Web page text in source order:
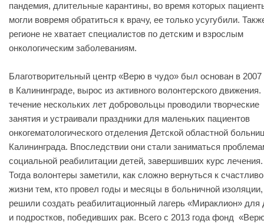
пандемия, длительные карантины, во время которых
могли вовремя обратиться к врачу, ее только усугубили.
регионе не хватает специалистов по детским и взрослым
онкологическим заболеваниям.
Благотворительный центр «Верю в чудо» был основан в 2007
в Калининграде, вырос из активного волонтерского движения.
течение нескольких лет добровольцы проводили творческие
занятия и устраивали праздники для маленьких пациентов
онкогематологического отделения Детской областной
Калининграда. Впоследствии они стали заниматься
социальной реабилитации детей, завершивших курс лечения.
Тогда волонтеры заметили, как сложно вернуться к
жизни тем, кто провел годы и месяцы в больничной
решили создать реабилитационный лагерь «Мираклион» для
и подростков, победивших рак. Всего с 2013 года фонд